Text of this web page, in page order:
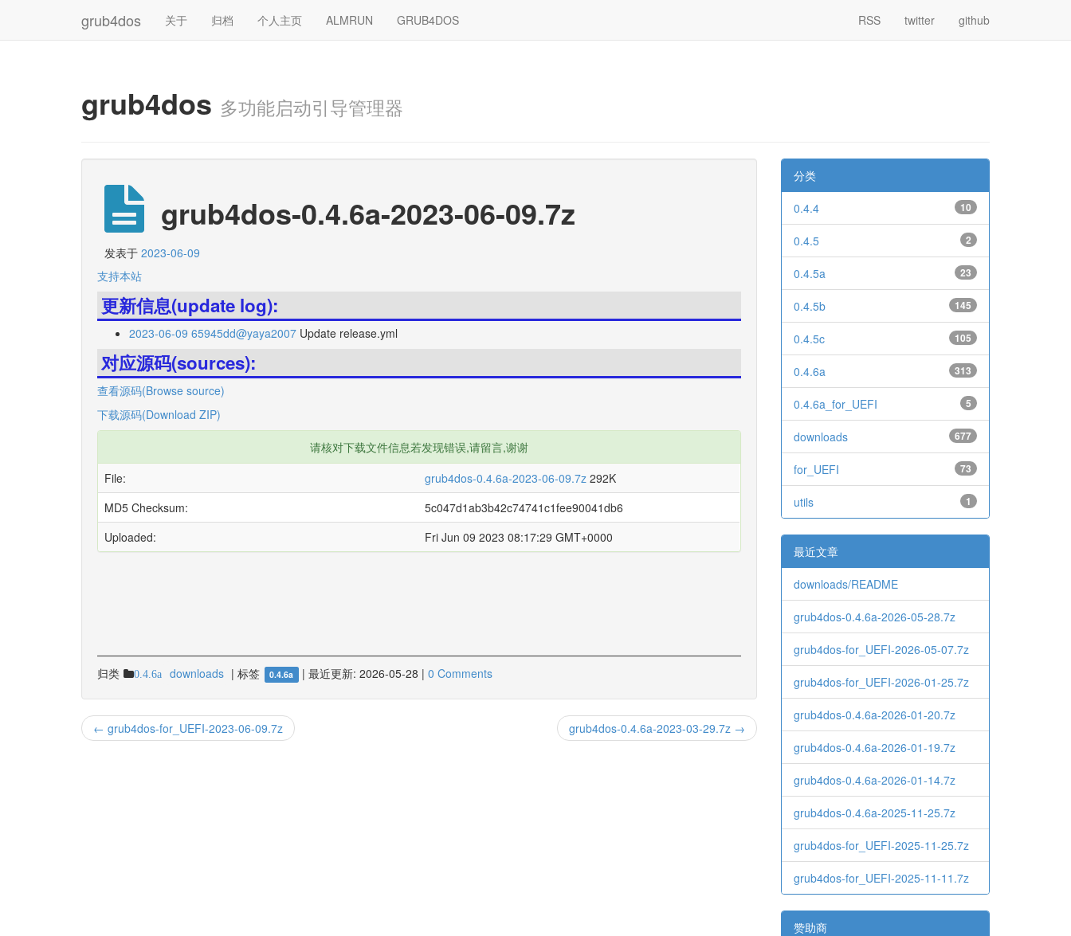
grub4dos 关于 归档 个人主页 ALMRUN GRUB4DOS RSS twitter github
grub4dos 多功能启动引导管理器
grub4dos-0.4.6a-2023-06-09.7z
发表于 2023-06-09
支持本站
更新信息(update log):
2023-06-09 65945dd@yaya2007 Update release.yml
对应源码(sources):
查看源码(Browse source)
下载源码(Download ZIP)
请核对下载文件信息若发现错误,请留言,谢谢
File:
grub4dos-0.4.6a-2023-06-09.7z 292K
MD5 Checksum:
5c047d1ab3b42c74741c1fee90041db6
Uploaded:
Fri Jun 09 2023 08:17:29 GMT+0000
归类 0.4.6a downloads | 标签 0.4.6a | 最近更新: 2026-05-28 | 0 Comments
← grub4dos-for_UEFI-2023-06-09.7z grub4dos-0.4.6a-2023-03-29.7z →
分类
10
0.4.4
2
0.4.5
23
0.4.5a
145
0.4.5b
105
0.4.5c
313
0.4.6a
5
0.4.6a_for_UEFI
677
downloads
73
for_UEFI
1
utils
最近文章
downloads/README
grub4dos-0.4.6a-2026-05-28.7z
grub4dos-for_UEFI-2026-05-07.7z
grub4dos-for_UEFI-2026-01-25.7z
grub4dos-0.4.6a-2026-01-20.7z
grub4dos-0.4.6a-2026-01-19.7z
grub4dos-0.4.6a-2026-01-14.7z
grub4dos-0.4.6a-2025-11-25.7z
grub4dos-for_UEFI-2025-11-25.7z
grub4dos-for_UEFI-2025-11-11.7z
赞助商